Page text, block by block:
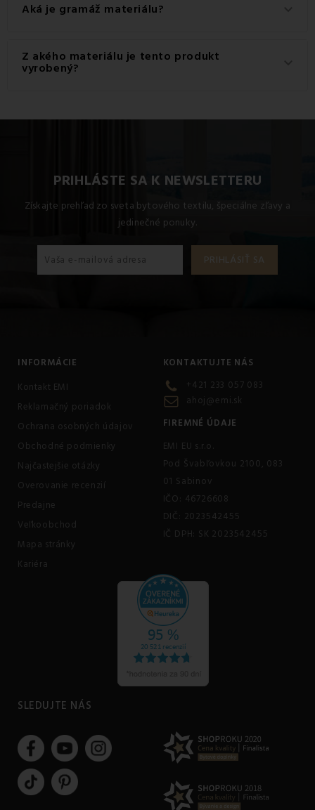
Aká je gramáž materiálu?
Gramáž materiálu použitého pre tento produkt je 270
g/m2.
Z akého materiálu je tento produkt
vyrobený?
PRIHLÁSTE SA K NEWSLETTERU
Získajte prehľad zo sveta bytového textilu, špeciálne zľavy a
jedinečné ponuky.
INFORMÁCIE
Kontakt EMI
Reklamačný poriadok
Ochrana osobných údajov
Obchodné podmienky
Najčastejšie otázky
Overovanie recenzií
Predajne
Veľkoobchod
Mapa stránky
Kariéra
KONTAKTUJTE NÁS
+421 233 057 083
ahoj@emi.sk
FIREMNÉ ÚDAJE
EMI EU s.r.o.
Pod Švabľovkou 2100, 083
01 Sabinov
IČO: 46726608
DIČ: 2023542455
IČ DPH: SK 2023542455
SLEDUJTE NÁS